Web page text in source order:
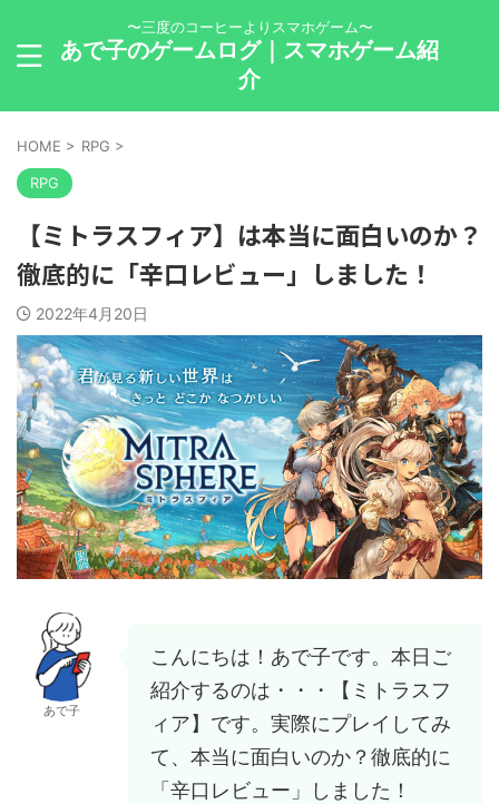
〜三度のコーヒーよりスマホゲーム〜
あで子のゲームログ｜スマホゲーム紹
介
HOME > RPG >
RPG
【ミトラスフィア】は本当に面白いのか？
徹底的に「辛口レビュー」しました！
2022年4月20日
あで子
こんにちは！あで子です。本日ご
紹介するのは・・・【ミトラスフ
ィア】です。実際にプレイしてみ
て、本当に面白いのか？徹底的に
「辛口レビュー」しました！